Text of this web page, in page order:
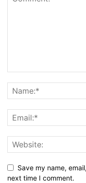
Save my name,
next time I comment.